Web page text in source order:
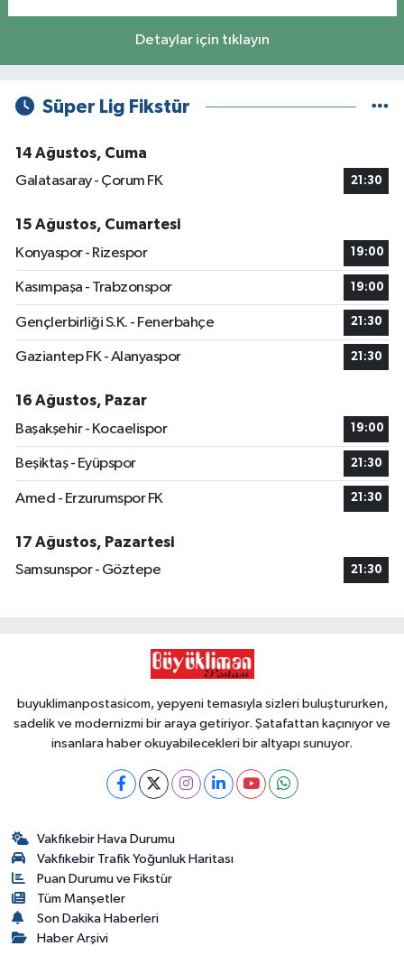
Detaylar için tıklayın
Süper Lig Fikstür
14 Ağustos, Cuma
Galatasaray - Çorum FK
21:30
15 Ağustos, Cumartesi
Konyaspor - Rizespor
19:00
Kasımpaşa - Trabzonspor 19:00
Gençlerbirliği S.K. - Fenerbahçe 21:30
Gaziantep FK - Alanyaspor 21:30
16 Ağustos, Pazar
Başakşehir - Kocaelispor
19:00
Beşiktaş - Eyüpspor 21:30
Amed - Erzurumspor FK 21:30
17 Ağustos, Pazartesi
Samsunspor - Göztepe
21:30
buyuklimanpostasicom, yepyeni temasıyla sizleri buluştururken,
sadelik ve modernizmi bir araya getiriyor. Şatafattan kaçınıyor ve
insanlara haber okuyabilecekleri bir altyapı sunuyor.
Vakfıkebir Hava Durumu
Vakfıkebir Trafik Yoğunluk Haritası
Puan Durumu ve Fikstür
Tüm Manşetler
Son Dakika Haberleri
Haber Arşivi